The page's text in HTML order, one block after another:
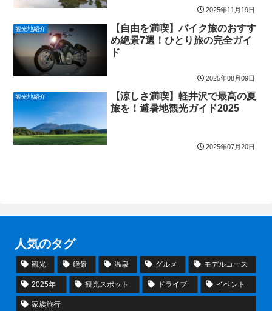
2025年11月19日
観光地紹介
【自由を満喫】バイク旅のおすす
め絶景7選！ひとり旅の完全ガイ
ド
2025年08月09日
観光地紹介
【涼しさ満喫】軽井沢で最高の夏
旅を！避暑地観光ガイド2025
2025年07月20日
人気のタグ
観光 絶景 温泉 グルメ モデルコース
2025年 観光スポット ドライブ イベント
家族旅行